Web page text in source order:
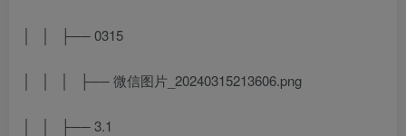
│ │ ├── 0315
│ │ │ ├── 微信图片_20240315213606.png
│ │ ├── 3.1